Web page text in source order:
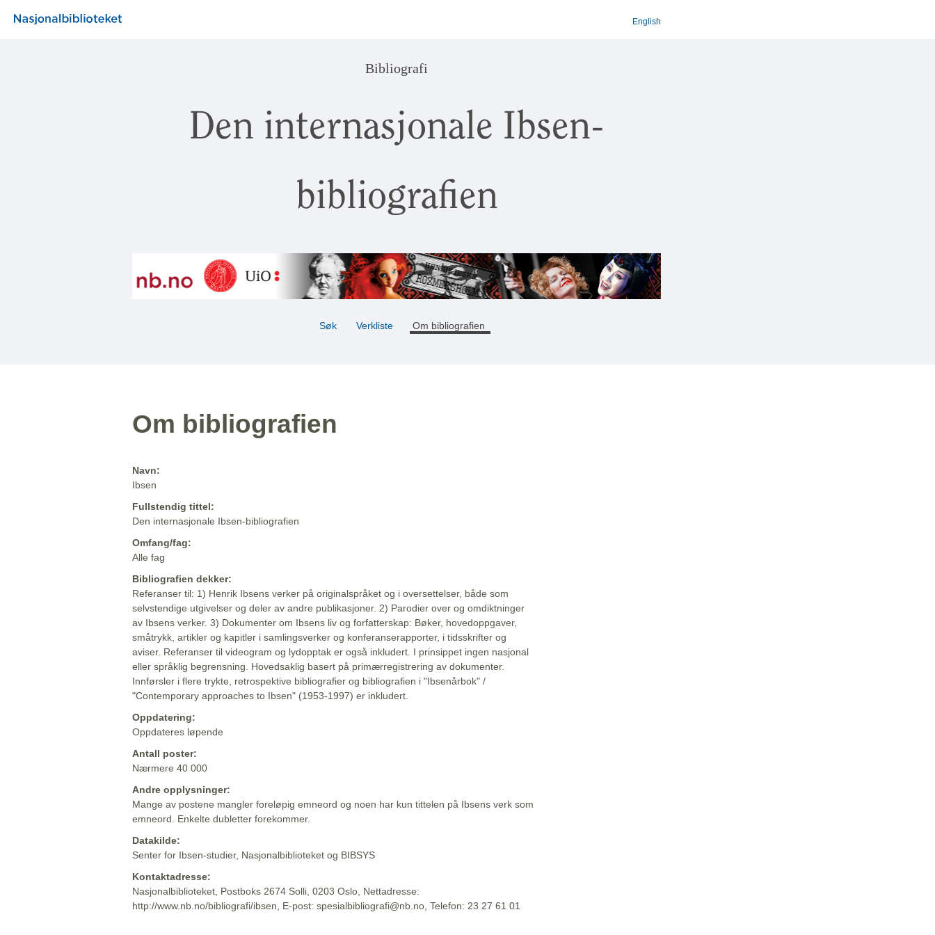
English
Bibliografi
Den internasjonale Ibsen-
bibliografien
Søk Verkliste Om bibliografien
Om bibliografien
Navn:
Ibsen
Fullstendig tittel:
Den internasjonale Ibsen-bibliografien
Omfang/fag:
Alle fag
Bibliografien dekker:
Referanser til: 1) Henrik Ibsens verker på originalspråket og i oversettelser, både som
selvstendige utgivelser og deler av andre publikasjoner. 2) Parodier over og omdiktninger
av Ibsens verker. 3) Dokumenter om Ibsens liv og forfatterskap: Bøker, hovedoppgaver,
småtrykk, artikler og kapitler i samlingsverker og konferanserapporter, i tidsskrifter og
aviser. Referanser til videogram og lydopptak er også inkludert. I prinsippet ingen nasjonal
eller språklig begrensning. Hovedsaklig basert på primærregistrering av dokumenter.
Innførsler i flere trykte, retrospektive bibliografier og bibliografien i "Ibsenårbok" /
"Contemporary approaches to Ibsen" (1953-1997) er inkludert.
Oppdatering:
Oppdateres løpende
Antall poster:
Nærmere 40 000
Andre opplysninger:
Mange av postene mangler foreløpig emneord og noen har kun tittelen på Ibsens verk som
emneord. Enkelte dubletter forekommer.
Datakilde:
Senter for Ibsen-studier, Nasjonalbiblioteket og BIBSYS
Kontaktadresse:
Nasjonalbiblioteket, Postboks 2674 Solli, 0203 Oslo, Nettadresse:
http://www.nb.no/bibliografi/ibsen, E-post: spesialbibliografi@nb.no, Telefon: 23 27 61 01